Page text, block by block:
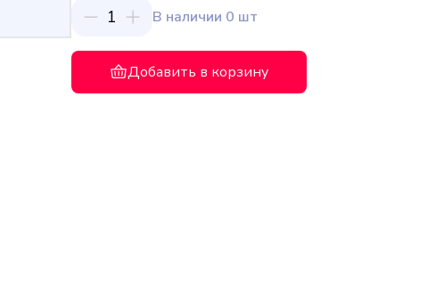
1 В наличии 0 шт
Добавить в корзину